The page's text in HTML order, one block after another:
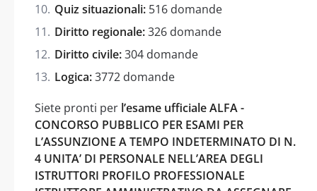
Quiz situazionali: 516 domande
Diritto regionale:326 domande
Diritto civile:304 domande
Logica:3772 domande
Siete pronti per l’esame ufficiale ALFA -
CONCORSO PUBBLICO PER ESAMI PER
L’ASSUNZIONE A TEMPO INDETERMINATO DI N.
4 UNITA’ DI PERSONALE NELL’AREA DEGLI
ISTRUTTORI PROFILO PROFESSIONALE